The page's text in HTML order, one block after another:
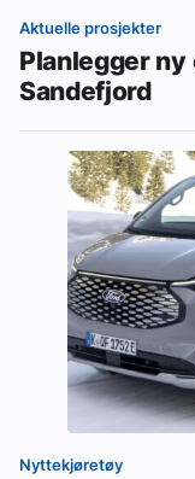
Aktuelle prosjekter
Planlegger ny
Sandefjord
Nyttekjøretøy